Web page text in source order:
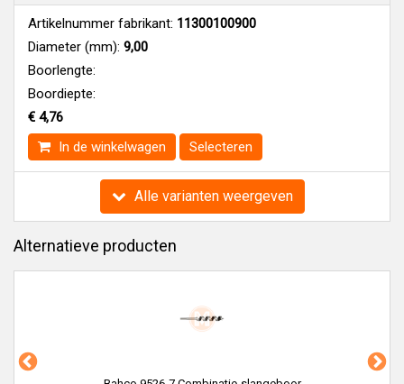
Artikelnummer fabrikant: 11300100900
Diameter (mm): 9,00
Boorlengte:
Boordiepte:
€ 4,76
In de winkelwagen
Selecteren
Alle varianten weergeven
Alternatieve producten